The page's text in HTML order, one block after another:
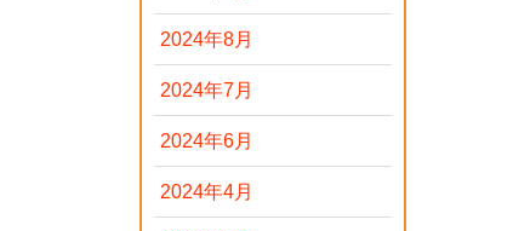
2024年8月
2024年7月
2024年6月
2024年4月